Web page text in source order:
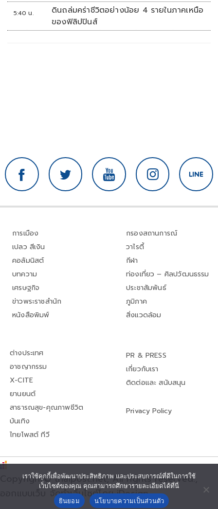
5:40 น.
ดินถล่มคร่าชีวิตอย่างน้อย 4 รายในภาคเหนือ
ของฟิลิปปินส์
การเมือง
เปลว สีเงิน
คอลัมนิสต์
บทความ
เศรษฐกิจ
ข่าวพระราชสำนัก
หนังสือพิมพ์
กรองสถานการณ์
วาไรตี้
กีฬา
ท่องเที่ยว – ศิลปวัฒนธรรม
ประชาสัมพันธ์
ภูมิภาค
สิ่งแวดล้อม
ต่างประเทศ
อาชญากรรม
X-CITE
ยานยนต์
สาธารณสุข-คุณภาพชีวิต
บันเทิง
ไทยโพสต์ ทีวี
PR & PRESS
เกี่ยวกับเรา
ติดต่อและ สนับสนุน
Privacy Policy
Copyright© thaipost.net, All rights reserved.,
ออกแบบเว็บ จัดทำเว็บไซต์โดย iDesign
เราใช้คุกกี้เพื่อพัฒนาประสิทธิภาพ และประสบการณ์ที่ดีในการใช้
เว็บไซต์ของคุณ คุณสามารถศึกษารายละเอียดได้ที่นี่
ยินยอม
นโยบายความเป็นส่วนตัว